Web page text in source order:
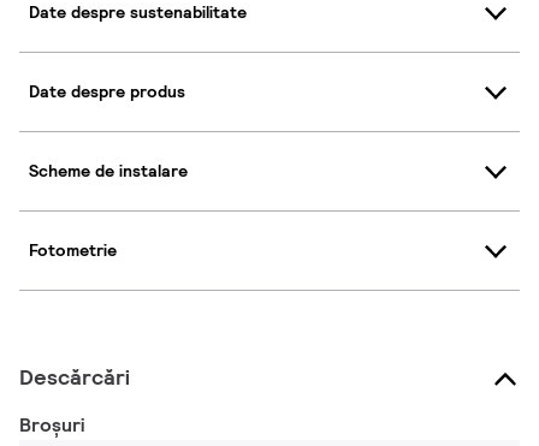
Date despre sustenabilitate
Date despre produs
Scheme de instalare
Fotometrie
Descărcări
Broșuri